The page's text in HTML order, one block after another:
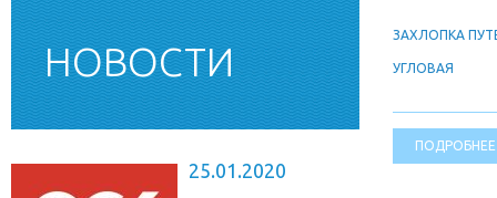
НОВОСТИ
25.01.2020
ЗАХЛОПКА
УГЛОВАЯ
ПОДРОБНЕЕ